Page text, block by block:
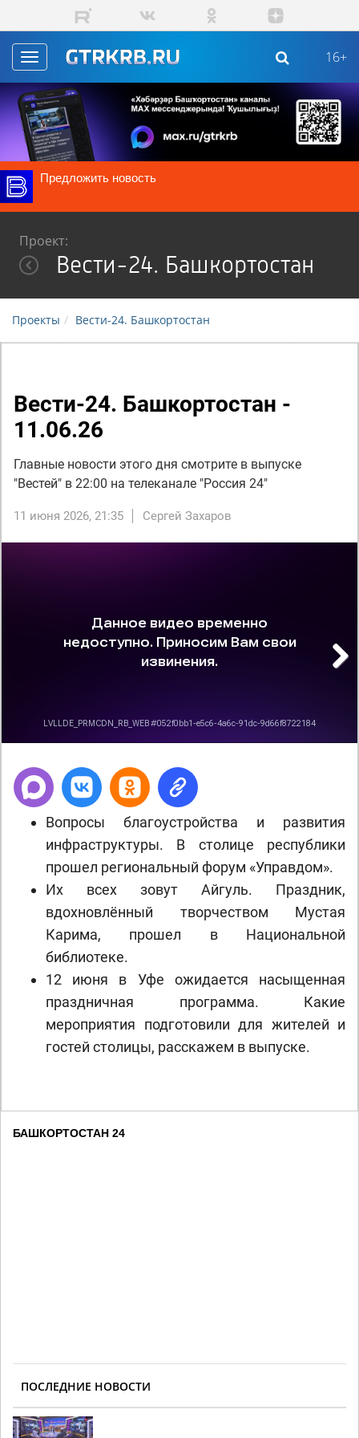
Перейти к основному содержанию
Toggle
navigation
16+
Предложить новость
Проект:
Вести-24. Башкортостан
Проекты Вести-24. Башкортостан
Вести-24. Башкортостан -
11.06.26
Главные новости этого дня смотрите в выпуске
"Вестей" в 22:00 на телеканале "Россия 24"
11 июня 2026, 21:35 Сергей Захаров
Вопросы благоустройства и развития
инфраструктуры. В столице республики
прошел региональный форум «Управдом».
Их всех зовут Айгуль. Праздник,
вдохновлённый творчеством Мустая
Карима, прошел в Национальной
библиотеке.
12 июня в Уфе ожидается насыщенная
праздничная программа. Какие
мероприятия подготовили для жителей и
гостей столицы, расскажем в выпуске.
БАШКОРТОСТАН 24
ПОСЛЕДНИЕ НОВОСТИ